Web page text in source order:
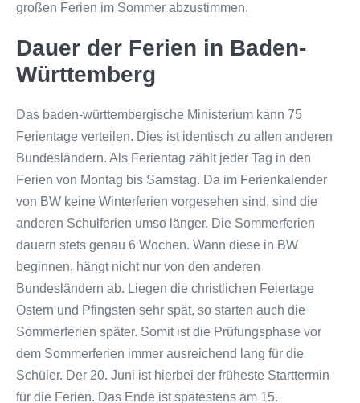
großen Ferien im Sommer abzustimmen.
Dauer der Ferien in Baden-
Württemberg
Das baden-württembergische Ministerium kann 75
Ferientage verteilen. Dies ist identisch zu allen anderen
Bundesländern. Als Ferientag zählt jeder Tag in den
Ferien von Montag bis Samstag. Da im Ferienkalender
von BW keine Winterferien vorgesehen sind, sind die
anderen Schulferien umso länger. Die Sommerferien
dauern stets genau 6 Wochen. Wann diese in BW
beginnen, hängt nicht nur von den anderen
Bundesländern ab. Liegen die christlichen Feiertage
Ostern und Pfingsten sehr spät, so starten auch die
Sommerferien später. Somit ist die Prüfungsphase vor
dem Sommerferien immer ausreichend lang für die
Schüler. Der 20. Juni ist hierbei der früheste Starttermin
für die Ferien. Das Ende ist spätestens am 15.